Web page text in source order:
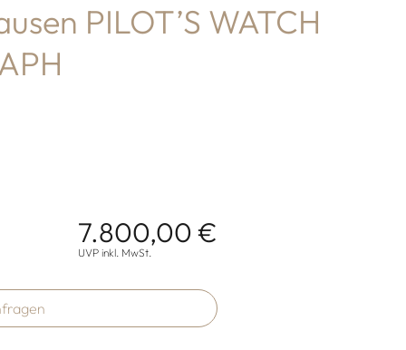
PILOT’S WATCH
7.800,00 €
UVP inkl. MwSt.